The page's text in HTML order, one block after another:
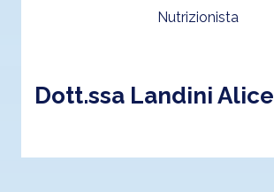
Nutrizionista
Dott.ssa Landini Alice